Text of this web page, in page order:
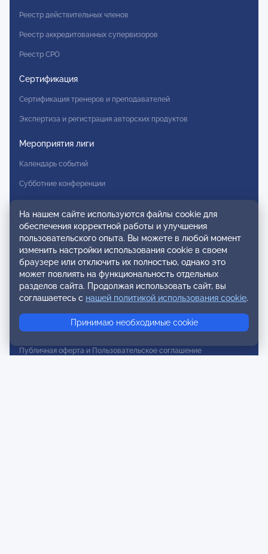
Реестр действительных членов
Реестр аккредитованных супервизоров
Реестр СРО
Сертификация
Сертификация тренеров и преподавателей
Экспертиза и регистрация авторских продуктов
Мероприятия лиги
Календарь событий
Субботние конференции
Новости
Публикации
Контакты
Для спонсоров и партнеров
Обратная связь
Публичная оферта и Пользовательское соглашение
На нашем сайте используются файлы cookie для
обеспечения корректной работы и улучшения
пользовательского опыта. Вы можете в любой момент
изменить настройки использования cookie в своем
браузере или отключить их полностью, однако это
может повлиять на функциональность отдельных
разделов сайта. Продолжая использовать сайт, вы
соглашаетесь с нашей политикой использования cookie.
Принимаю необходимые cookie